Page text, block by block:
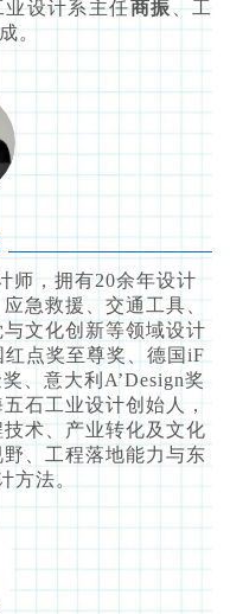
设计系主任商振 、工
。
师，拥有20余年设计
急救援、交通工具、
文化创新等领域设计
点奖至尊奖、德国iF
、意大利A’Design奖
石工业设计创始人，
术、产业转化及文化
、工程落地能力与东
方法。